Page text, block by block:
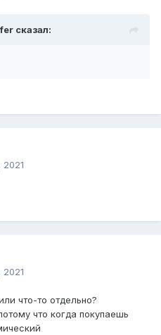
сказал:
2021
2021
что-то отдельно?
что когда покупаешь